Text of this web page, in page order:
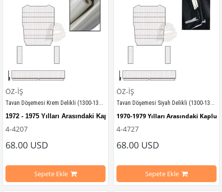
VWCC Parça No : 4-4762 OEM Parça No : -113 863 703
ÖZ-İŞ
Tavan Döşemesi Krem Delikli (1300-1302-1303)
1972 - 1975 Yılları Arasındaki Kaplumbağa Modelleri ile Uyumludur
1300-1302-1303 Kaplumbağa Modelleri ile Uyumludur
4-4207
68.00 USD
Sepete Ekle
ÖZ-İŞ
Tavan Döşemesi Siyah Delikli (1300-1302-1303)
1970-1979 Yılları Arasındaki
1300-1302-1303 Kaplumbağa
4-4727
68.00 USD
Sepete Ekle